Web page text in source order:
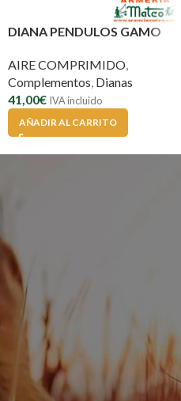
DIANA PENDULOS GAMO
AIRE COMPRIMIDO,
Complementos, Dianas
41,00€ IVA incluido
AÑADIR AL CARRITO